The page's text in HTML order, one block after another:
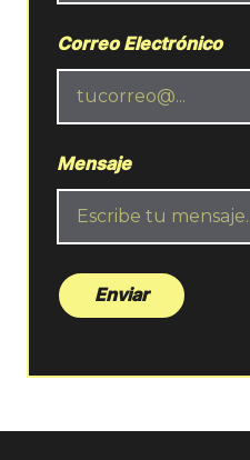
Correo Electrónico
Mensaje
Enviar